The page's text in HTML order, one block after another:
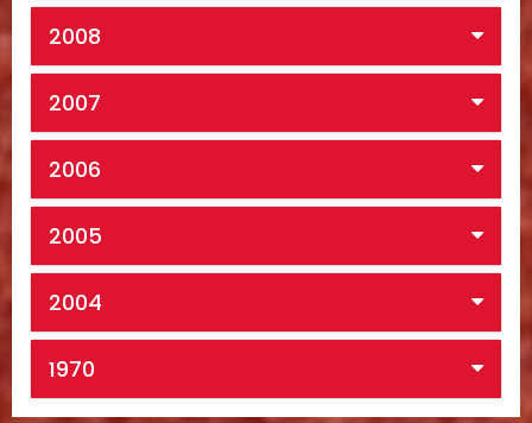
2008
2007
2006
2005
2004
1970